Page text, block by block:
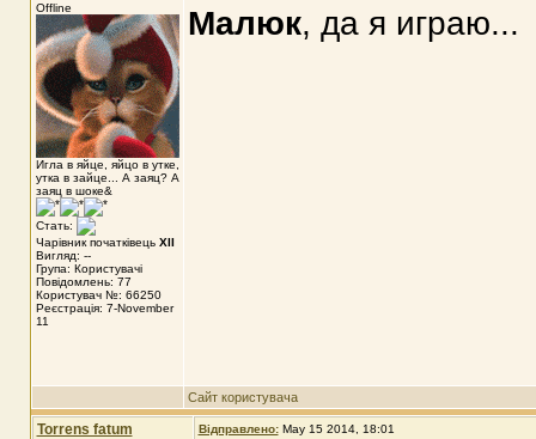
Offline
Игла в яйце, яйцо в утке,
утка в зайце... А заяц? А
заяц в шоке&
Стать:
Чарівник початківець XII
Вигляд: --
Група: Користувачі
Повідомлень: 77
Користувач №: 66250
Реєстрація: 7-November
11
Малюк, да я играю...
Сайт користувача
Torrens fatum Відправлено: May 15 2014, 18:01